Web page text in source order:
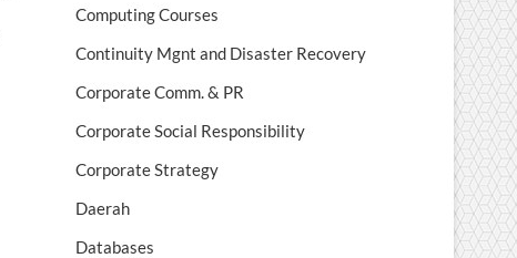
Computing Courses
Continuity Mgnt and Disaster Recovery
Corporate Comm. & PR
Corporate Social Responsibility
Corporate Strategy
Daerah
Databases